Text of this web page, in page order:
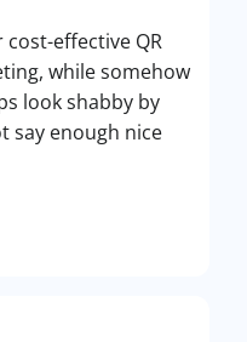
effective QR
while somehow
look shabby by
say enough nice